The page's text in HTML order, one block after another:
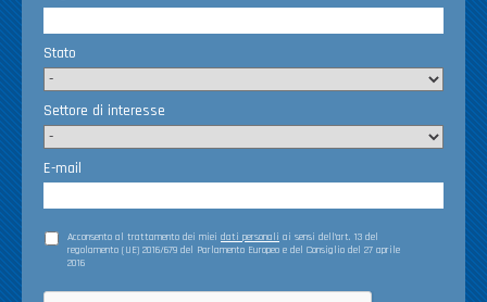
Stato
Settore di interesse
E-mail
Acconsento al trattamento dei miei dati personali ai sensi dell’art. 13 del
regolamento (UE) 2016/679 del Parlamento Europeo e del Consiglio del 27 aprile
2016